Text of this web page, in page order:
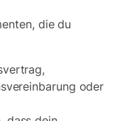
die du
oder